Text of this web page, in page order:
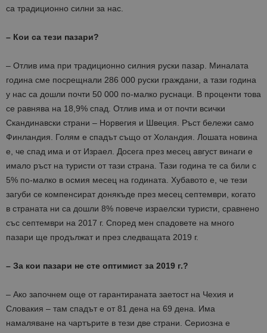
са традиционно силни за нас.
– Кои са тези пазари?
– Отлив има при традиционно силния руски пазар. Миналата
година сме посрещнали 286 000 руски граждани, а тази година
у нас са дошли почти 50 000 по-малко руснаци. В проценти това
се равнява на 18,9% спад. Отлив има и от почти всички
Скандинавски страни – Норвегия и Швеция. Ръст бележи само
Финландия. Голям е спадът също от Холандия. Лошата новина
е, че спад има и от Израел. Досега през месец август винаги е
имало ръст на туристи от тази страна. Тази година те са били с
5% по-малко в осмия месец на годината. Хубавото е, че тези
загуби се компенсират донякъде през месец септември, когато
в страната ни са дошли 8% повече израелски туристи, сравнено
със септември на 2017 г. Според мен спадовете на много
пазари ще продължат и през следващата 2019 г.
– За кои пазари не сте оптимист за 2019 г.?
– Ако започнем още от гарантираната заетост на Чехия и
Словакия – там спадът е от 81 дена на 69 дена. Има
намаляване на чартърите в тези две страни. Сериозна е